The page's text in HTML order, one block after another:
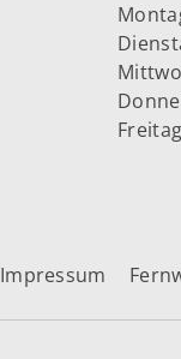
Impressum